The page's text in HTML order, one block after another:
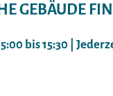
GEBÄUDE
bis 15:30 |